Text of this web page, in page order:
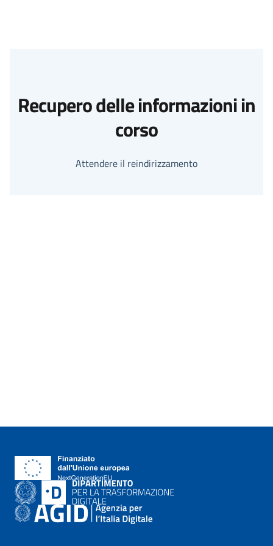
Recupero delle informazioni in
corso
Attendere il reindirizzamento